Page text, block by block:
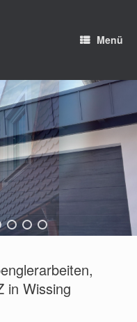
Menü
in Wissing